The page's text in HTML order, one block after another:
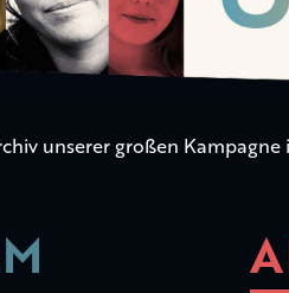
unserer großen